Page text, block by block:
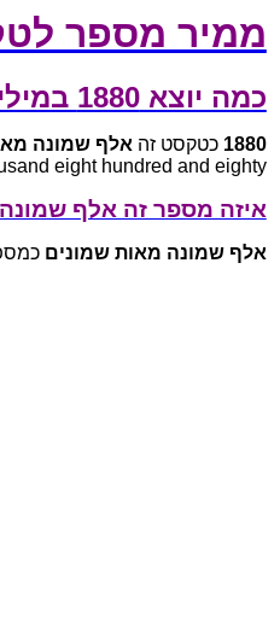
ממיר מספר
כמה יוצא 1880 במילים?
1880 כטקסט זה אלף שמונה
eight hundred and eighty
איזה מספר זה אלף
אלף שמונה מאות שמונים